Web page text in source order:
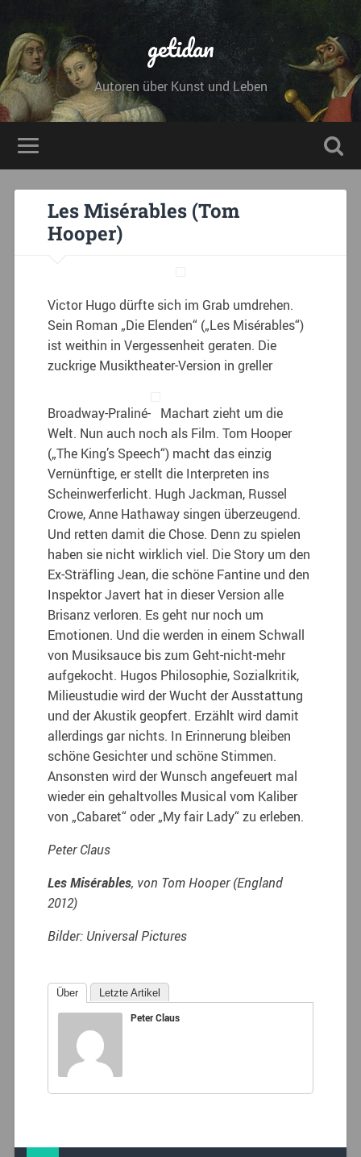
getidan
Autoren über Kunst und Leben
Les Misérables (Tom
Hooper)
Victor Hugo dürfte sich im Grab umdrehen.
Sein Roman „Die Elenden“ („Les Misérables“)
ist weithin in Vergessenheit geraten. Die
zuckrige Musiktheater-Version in greller
Broadway-Praliné- Machart zieht um die
Welt. Nun auch noch als Film. Tom Hooper
(„The King’s Speech“) macht das einzig
Vernünftige, er stellt die Interpreten ins
Scheinwerferlicht. Hugh Jackman, Russel
Crowe, Anne Hathaway singen überzeugend.
Und retten damit die Chose. Denn zu spielen
haben sie nicht wirklich viel. Die Story um den
Ex-Sträfling Jean, die schöne Fantine und den
Inspektor Javert hat in dieser Version alle
Brisanz verloren. Es geht nur noch um
Emotionen. Und die werden in einem Schwall
von Musiksauce bis zum Geht-nicht-mehr
aufgekocht. Hugos Philosophie, Sozialkritik,
Milieustudie wird der Wucht der Ausstattung
und der Akustik geopfert. Erzählt wird damit
allerdings gar nichts. In Erinnerung bleiben
schöne Gesichter und schöne Stimmen.
Ansonsten wird der Wunsch angefeuert mal
wieder ein gehaltvolles Musical vom Kaliber
von „Cabaret“ oder „My fair Lady“ zu erleben.
Peter Claus
Les Misérables, von Tom Hooper (England
2012)
Bilder: Universal Pictures
Über Letzte Artikel
Peter Claus